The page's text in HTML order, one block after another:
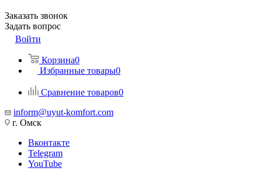
Заказать звонок
Задать вопрос
Войти
Корзина0
Избранные товары0
Сравнение товаров0
inform@uyut-komfort.com
г. Омск
Вконтакте
Telegram
YouTube